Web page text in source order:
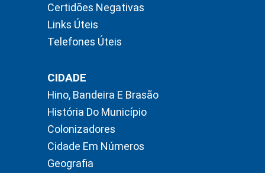
Certidões Negativas
Links Úteis
Telefones Úteis
CIDADE
Hino, Bandeira E Brasão
História Do Município
Colonizadores
Cidade Em Números
Geografia